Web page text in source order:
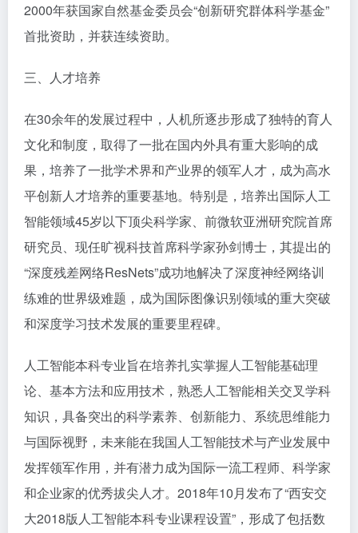
2000年获国家自然基金委员会“创新研究群体科学基金”
首批资助，并获连续资助。
三、人才培养
在30余年的发展过程中，人机所逐步形成了独特的育人
文化和制度，取得了一批在国内外具有重大影响的成
果，培养了一批学术界和产业界的领军人才，成为高水
平创新人才培养的重要基地。特别是，培养出国际人工
智能领域45岁以下顶尖科学家、前微软亚洲研究院首席
研究员、现任旷视科技首席科学家孙剑博士，其提出的
“深度残差网络ResNets”成功地解决了深度神经网络训
练难的世界级难题，成为国际图像识别领域的重大突破
和深度学习技术发展的重要里程碑。
人工智能本科专业旨在培养扎实掌握人工智能基础理
论、基本方法和应用技术，熟悉人工智能相关交叉学科
知识，具备突出的科学素养、创新能力、系统思维能力
与国际视野，未来能在我国人工智能技术与产业发展中
发挥领军作用，并有潜力成为国际一流工程师、科学家
和企业家的优秀拔尖人才。2018年10月发布了“西安交
大2018版人工智能本科专业课程设置”，形成了包括数